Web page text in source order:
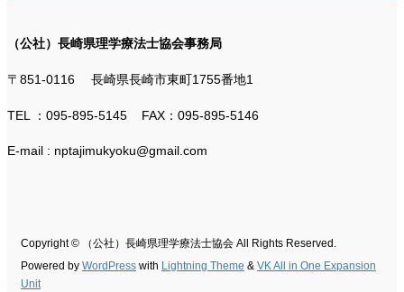
（公社）長崎県理学療法士協会事務局
〒851-0116 長崎県長崎市東町1755番地1
TEL ：095-895-5145 FAX：095-895-5146
E-mail : nptajimukyoku@gmail.com
Copyright © （公社）長崎県理学療法士協会 All Rights Reserved.
Powered by WordPress with Lightning Theme & VK All in One Expansion
Unit